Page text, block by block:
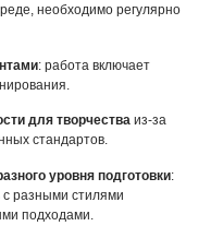
необходимо регулярно
: работа включает
для творчества из-за
стандартов.
уровня подготовки:
с разными стилями
подходами.